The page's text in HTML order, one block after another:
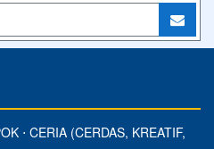
⋅ CERIA (CERDAS, KREATIF,